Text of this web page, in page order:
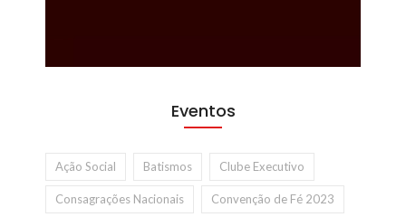
Eventos
Ação Social Batismos Clube Executivo
Consagrações Nacionais Convenção de Fé 2023